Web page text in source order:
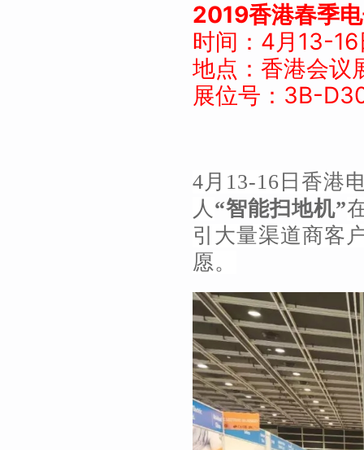
2019香港春季
时间：4月13-16
地点：香港会议
展位号：3B-
4月13-16日香港
人 “智能扫地机”
引大量渠道商客
愿。